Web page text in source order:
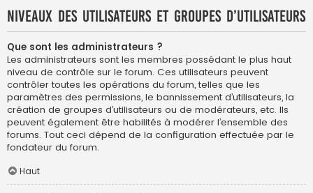
Niveaux des utilisateurs et groupes d’utilisateurs
Que sont les administrateurs ?
Les administrateurs sont les membres possédant le plus haut
niveau de contrôle sur le forum. Ces utilisateurs peuvent
contrôler toutes les opérations du forum, telles que les
paramètres des permissions, le bannissement d’utilisateurs, la
création de groupes d’utilisateurs ou de modérateurs, etc. Ils
peuvent également être habilités à modérer l’ensemble des
forums. Tout ceci dépend de la configuration effectuée par le
fondateur du forum.
Haut